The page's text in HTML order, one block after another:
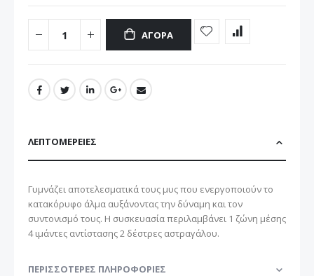
ΑΓΟΡΆ
ΛΕΠΤΟΜΈΡΕΙΕΣ
Γυμνάζει αποτελεσματικά τους μυς που ενεργοποιούν το
κατακόρυφο άλμα αυξάνοντας την δύναμη και τον
συντονισμό τους. Η συσκευασία περιλαμβάνει 1 ζώνη μέσης
4 ιμάντες αντίστασης 2 δέστρες αστραγάλου.
ΠΕΡΙΣΣΌΤΕΡΕΣ ΠΛΗΡΟΦΟΡΊΕΣ